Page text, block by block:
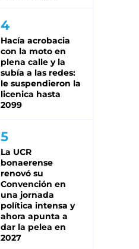
Hacía acrobacia
con la moto en
plena calle y la
subía a las redes:
le suspendieron la
licenica hasta
2099
La UCR
bonaerense
renovó su
Convención en
una jornada
política intensa y
ahora apunta a
dar la pelea en
2027